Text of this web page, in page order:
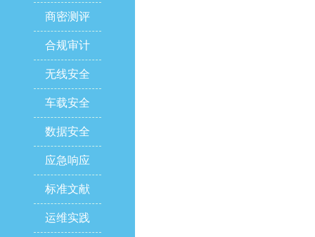
商密测评
合规审计
无线安全
车载安全
数据安全
应急响应
标准文献
运维实践